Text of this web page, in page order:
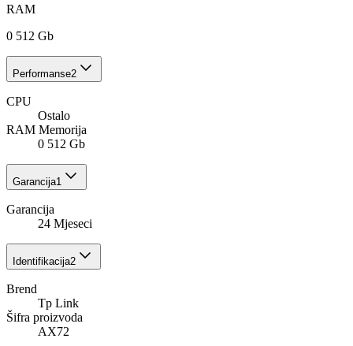
RAM
0 512 Gb
Performanse2
CPU
Ostalo
RAM Memorija
0 512 Gb
Garancija1
Garancija
24 Mjeseci
Identifikacija2
Brend
Tp Link
Šifra proizvoda
AX72